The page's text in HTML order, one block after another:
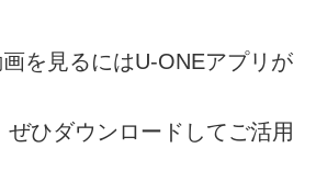
を見るにはU-ONEアプリが
ひダウンロードしてご活用